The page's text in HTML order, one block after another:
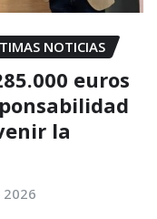
NOTICIAS
euros
la
2026